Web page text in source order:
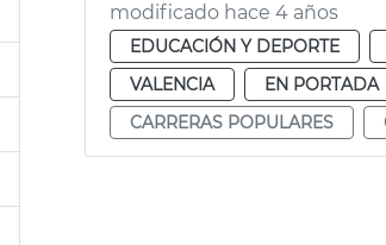
modificado hace 4 años
EDUCACIÓN Y DEPORTE
VALENCIA
EN PORTADA
CARRERAS POPULARES